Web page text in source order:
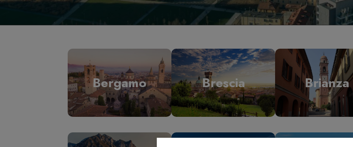
Bergamo Brescia Brianza